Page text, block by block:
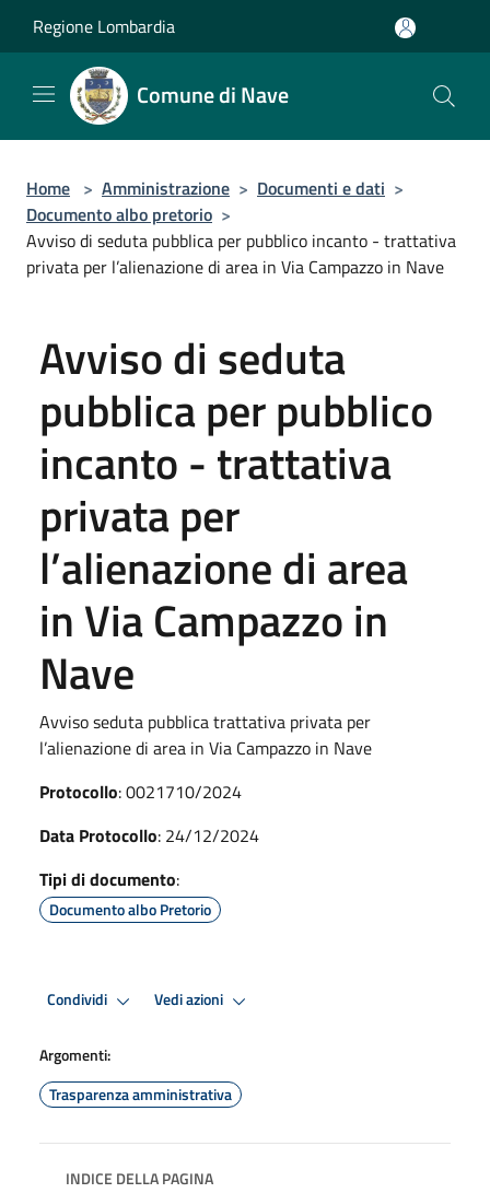
Regione Lombardia
Comune di Nave
Home > Amministrazione > Documenti e dati >
Documento albo pretorio >
Avviso di seduta pubblica per pubblico incanto - trattativa
privata per l’alienazione di area in Via Campazzo in Nave
Avviso di seduta
pubblica per pubblico
incanto - trattativa
privata per
l’alienazione di area
in Via Campazzo in
Nave
Avviso seduta pubblica trattativa privata per
l’alienazione di area in Via Campazzo in Nave
Protocollo: 0021710/2024
Data Protocollo: 24/12/2024
Tipi di documento:
Documento albo Pretorio
Condividi Vedi azioni
Argomenti:
Trasparenza amministrativa
INDICE DELLA PAGINA